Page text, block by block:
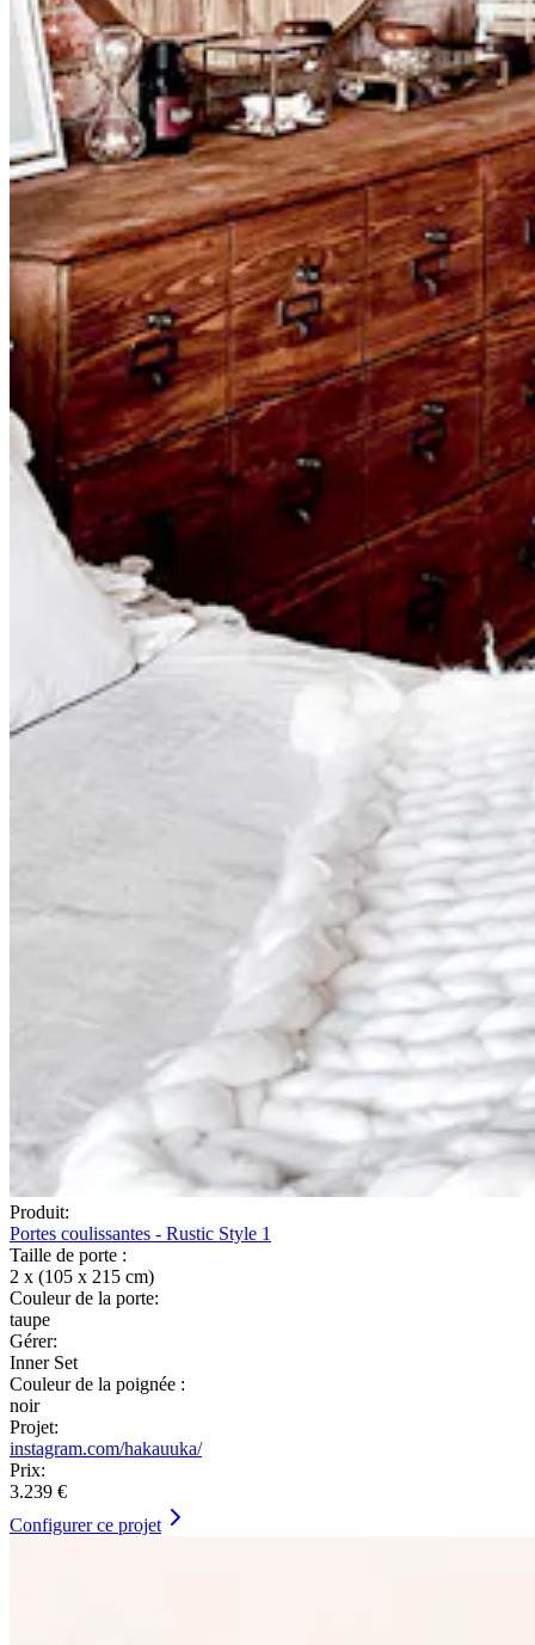
Produit:
Portes coulissantes - Rustic Style 1
Taille de porte :
2 x (105 x 215 cm)
Couleur de la porte:
taupe
Gérer:
Inner Set
Couleur de la poignée :
noir
Projet:
instagram.com/hakauuka/
Prix:
3.239 €
Configurer ce projet